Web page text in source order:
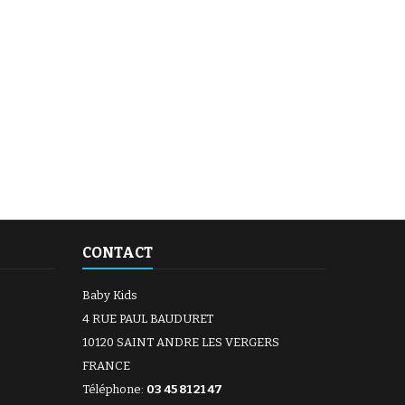
CONTACT
Baby Kids
4 RUE PAUL BAUDURET
10120 SAINT ANDRE LES VERGERS
FRANCE
Téléphone: 03 45 81 21 47